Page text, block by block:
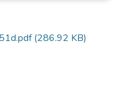
(286.92 KB)